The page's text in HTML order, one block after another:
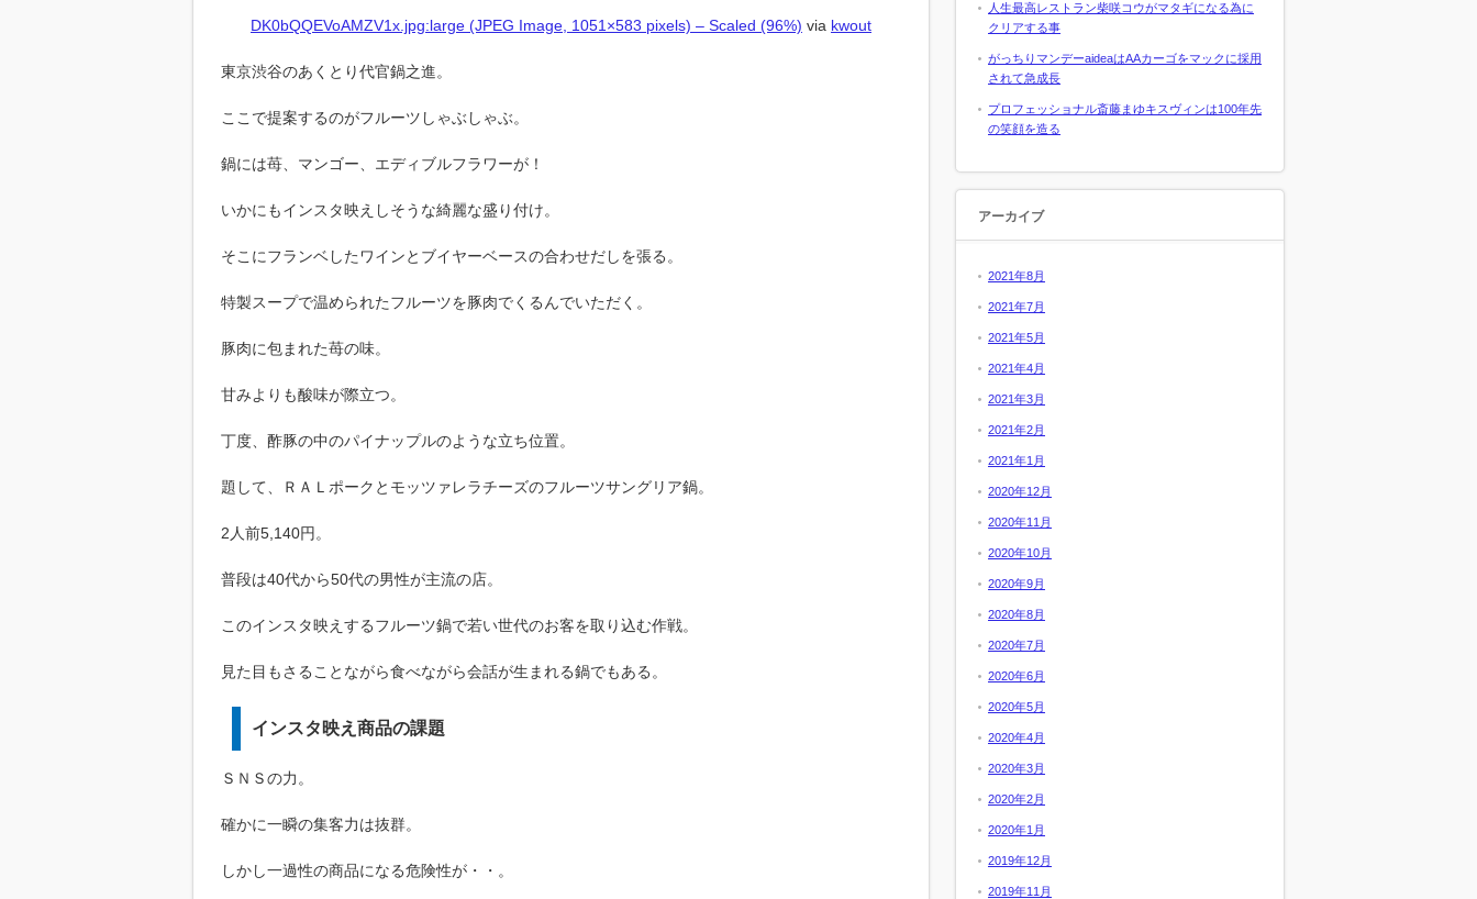
DK0bQQEVoAMZV1x.jpg:large (JPEG Image, 1051×583 pixels) – Scaled (96%) via kwout
東京渋谷のあくとり代官鍋之進。
ここで提案するのがフルーツしゃぶしゃぶ。
鍋には苺、マンゴー、エディブルフラワーが！
いかにもインスタ映えしそうな綺麗な盛り付け。
そこにフランベしたワインとブイヤーベースの合わせだしを張る。
特製スープで温められたフルーツを豚肉でくるんでいただく。
豚肉に包まれた苺の味。
甘みよりも酸味が際立つ。
丁度、酢豚の中のパイナップルのような立ち位置。
題して、ＲＡＬポークとモッツァレラチーズのフルーツサングリア鍋。
2人前5,140円。
普段は40代から50代の男性が主流の店。
このインスタ映えするフルーツ鍋で若い世代のお客を取り込む作戦。
見た目もさることながら食べながら会話が生まれる鍋でもある。
インスタ映え商品の課題
ＳＮＳの力。
確かに一瞬の集客力は抜群。
しかし一過性の商品になる危険性が・・。
人生最高レストラン柴咲コウがマタギになる為に
クリアする事
がっちりマンデーaideaはAAカーゴをマックに採用
されて急成長
プロフェッショナル斎藤まゆキスヴィンは100年先
の笑顔を造る
アーカイブ
2021年8月
2021年7月
2021年5月
2021年4月
2021年3月
2021年2月
2021年1月
2020年12月
2020年11月
2020年10月
2020年9月
2020年8月
2020年7月
2020年6月
2020年5月
2020年4月
2020年3月
2020年2月
2020年1月
2019年12月
2019年11月